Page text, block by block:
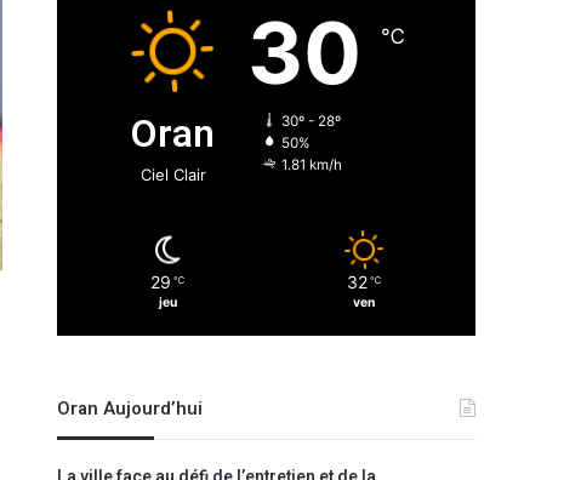
Oran
Ciel Clair
30 ℃
30º - 28º
50%
1.81 km/h
29 ℃
jeu
32 ℃
ven
Oran Aujourd’hui